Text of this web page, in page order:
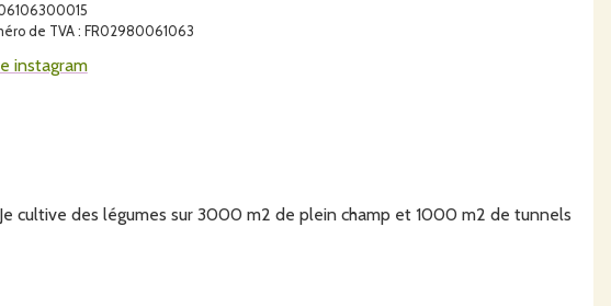
de TVA : FR02980061063
instagram
cultive des légumes sur 3000 m2 de plein champ et 1000 m2 de tunnels